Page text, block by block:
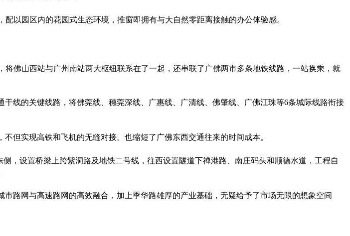
以园区内的花园式生态环境，推窗即拥有与大自然零距离接触的办公体验感。
佛山西站与广州南站两大枢纽联系在了一起，还串联了广佛两市多条地铁线路，一站换乘，就
线的关键线路，将佛莞线、穗莞深线、广惠线、广清线、佛肇线、广佛江珠等6条城际线路衔接
但实现高铁和飞机的无缝对接。也缩短了广佛东西交通往来的时间成本。
，设置桥梁上跨紫洞路及地铁二号线，往西设置隧道下禅港路、南庄码头和顺德水道，工程自
路网与高速路网的高效融合，加上季华路雄厚的产业基础，无疑给予了市场无限的想象空间